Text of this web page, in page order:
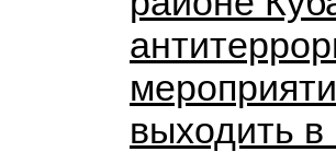
выходить